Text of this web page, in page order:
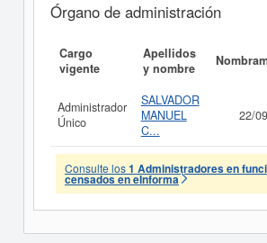
Órgano de administración
Cargo
vigente
Apellidos
y nombre
Administrador
Único
SALVADOR
MANUEL
C...
22/
Consulte los1 Administradores en
censados en eInforma